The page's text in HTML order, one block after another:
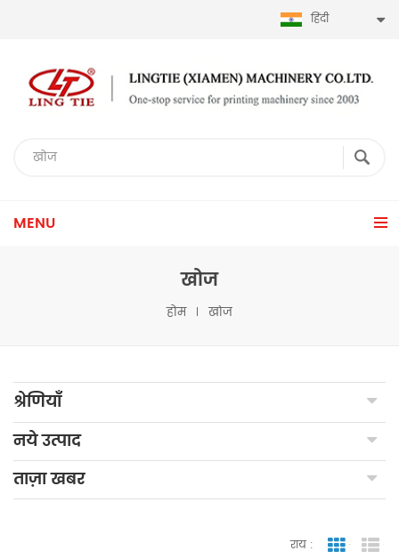
हिंदी
MENU
खोज
होम खोज
श्रेणियाँ
नये उत्पाद
ताज़ा खबर
राय : जाली